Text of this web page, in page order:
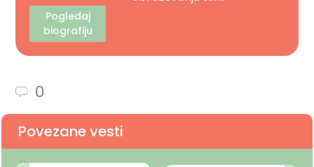
Pogledaj
biografiju
0
Povezane vesti